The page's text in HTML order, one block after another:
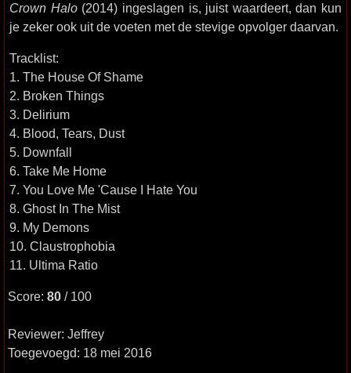
Crown Halo(2014) ingeslagen is, juist waardeert, dan kun
je zeker ook uit de voeten met de stevige opvolger daarvan.
Tracklist:
1. The House Of Shame
2. Broken Things
3. Delirium
4. Blood, Tears, Dust
5. Downfall
6. Take Me Home
7. You Love Me 'Cause I Hate You
8. Ghost In The Mist
9. My Demons
10. Claustrophobia
11. Ultima Ratio
Score: 80 / 100
Reviewer: Jeffrey
Toegevoegd: 18 mei 2016